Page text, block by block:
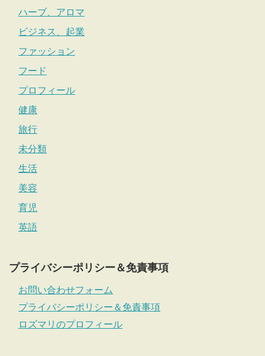
ハーブ、アロマ
ビジネス、起業
ファッション
フード
プロフィール
健康
旅行
未分類
生活
美容
育児
英語
プライバシーポリシー＆免責事項
お問い合わせフォーム
プライバシーポリシー＆免責事項
ロズマリのプロフィール